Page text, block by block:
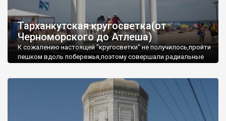
Тарханкутская кругосветка(от
Черноморского до Атлеша)
К сожалению настоящей "кругосветки" не получилось,пройти
пешком вдоль побережья,поэтому совершали радиальные